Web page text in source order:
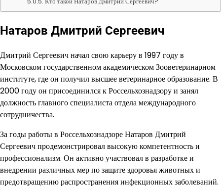
Натаров Дмитрий Сергеевич
Дмитрий Сергеевич начал свою карьеру в 1997 году в
Московском государственном академическом Зооветеринарном
институте, где он получил высшее ветеринарное образование. В
2000 году он присоединился к Россельхознадзору и занял
должность главного специалиста отдела международного
сотрудничества.
За годы работы в Россельхознадзоре Натаров Дмитрий
Сергеевич продемонстрировал высокую компетентность и
профессионализм. Он активно участвовал в разработке и
внедрении различных мер по защите здоровья животных и
предотвращению распространения инфекционных заболеваний.